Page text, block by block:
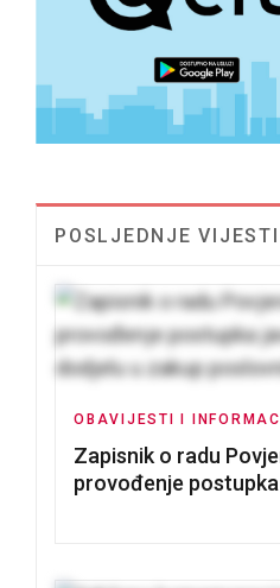
POSLJEDNJE VIJESTI
OBAVIJESTI I
Zapisnik o radu
provođenje